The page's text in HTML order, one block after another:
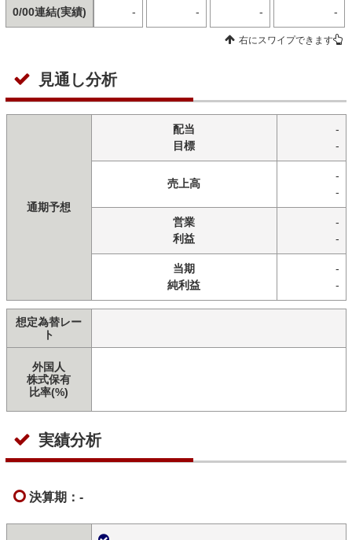
0/00連結(実績) - - - -
右にスワイプできます
見通し分析
通期予想
配当
目標
-
-
売上高
-
-
営業
利益
-
-
当期
純利益
-
-
想定為替レー
ト
外国人
株式保有
比率(%)
実績分析
決算期：-